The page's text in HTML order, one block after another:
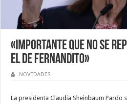
«Importante que no se
el de Fernandito»
NOVEDADES
La presidenta Claudia Sheinbaum Pardo